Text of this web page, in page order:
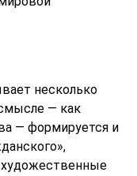
несколько
— как
— формируется и
художественные